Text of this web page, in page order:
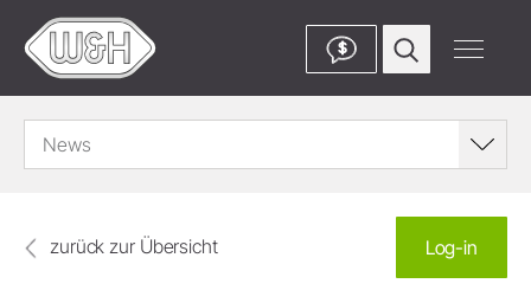
$
News
zurück zur Übersicht Log-in